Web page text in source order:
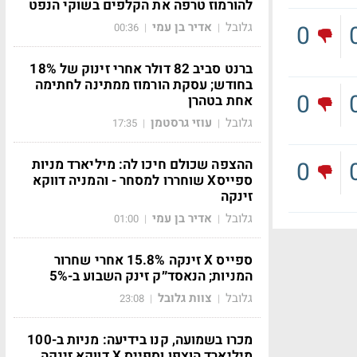
0
0
0
להורמוז טרפה את הקלפים בשוקי הנפט
גלובל | אדיר בן עמי |
00:36
ברנט סביב 82 דולר אחרי זינוק של 18%
בחודש; עסקת הורמוז ממתינה לחתימה
אחת בטהרן
גלובל | עוזי גרסטמן |
17:35
ההצפה שכולם חיכו לה: מיליארד מניות
ספייסX שוחררו למסחר - והמניה דווקא
זינקה
גלובל | אדיר בן עמי |
01:00
ספייס X זינקה 15.8% אחרי שחרור
המניות; הנאסד״ק זינק השבוע ב-5%
גלובל | צוות גלובל |
23:08
מכרו בשמועה, קנו בידיעה: מניות ב-100